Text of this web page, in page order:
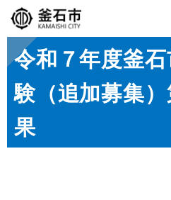
令和７年度釜
験（追加募集
果